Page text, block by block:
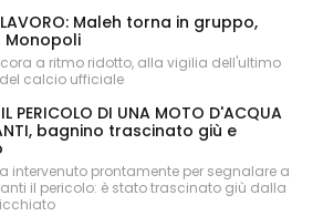
LAVORO: Maleh torna in gruppo,
Monopoli
a ritmo ridotto, alla vigilia dell'ultimo
calcio ufficiale
PERICOLO DI UNA MOTO D'ACQUA
bagnino trascinato giù e
intervenuto prontamente per segnalare a
il pericolo: è stato trascinato giù dalla